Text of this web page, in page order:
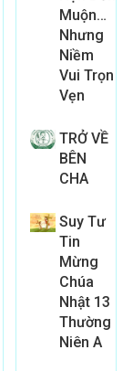
Muộn…
Nhưng
Niềm
Vui Trọn
Vẹn
TRỞ VỀ
BÊN
CHA
Suy Tư
Tin
Mừng
Chúa
Nhật 13
Thường
Niên A